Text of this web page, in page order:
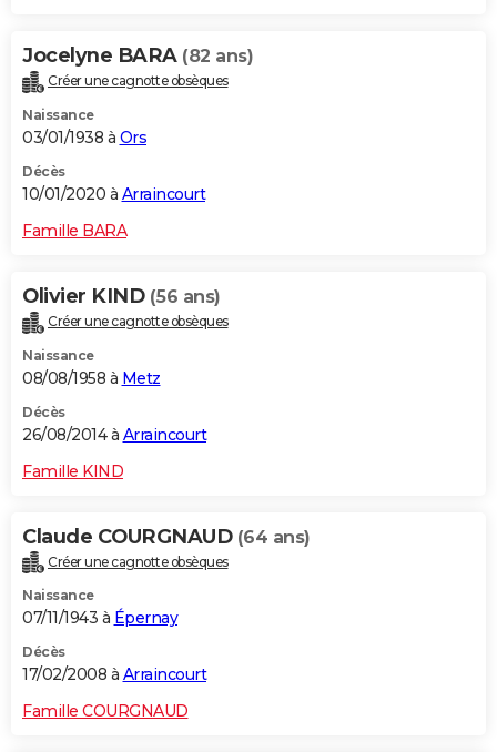
Bricolage
Television
Jocelyne BARA (82 ans)
Créer une cagnotte obsèques
Naissance
03/01/1938 à Ors
Décès
10/01/2020 à Arraincourt
Famille BARA
Olivier KIND (56 ans)
Créer une cagnotte obsèques
Naissance
08/08/1958 à Metz
Décès
26/08/2014 à Arraincourt
Famille KIND
Claude COURGNAUD (64 ans)
Créer une cagnotte obsèques
Naissance
07/11/1943 à Épernay
Décès
17/02/2008 à Arraincourt
Famille COURGNAUD